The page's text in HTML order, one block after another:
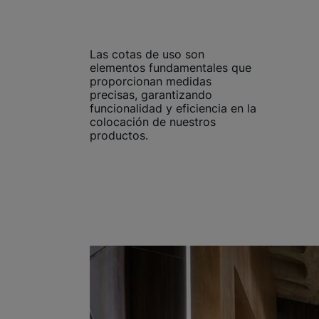
Las cotas de uso son
elementos fundamentales que
proporcionan medidas
precisas, garantizando
funcionalidad y eficiencia en la
colocación de nuestros
productos.